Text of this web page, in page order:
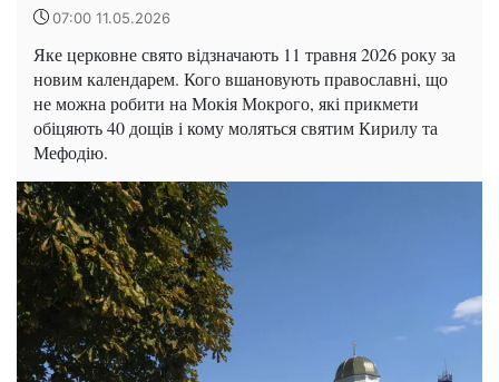
07:00 11.05.2026
Яке церковне свято відзначають 11 травня 2026 року за
новим календарем. Кого вшановують православні, що
не можна робити на Мокія Мокрого, які прикмети
обіцяють 40 дощів і кому моляться святим Кирилу та
Мефодію.